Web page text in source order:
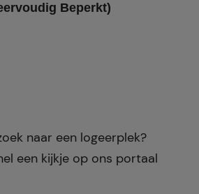
Beperkt)
naar een logeerplek?
een kijkje op ons portaal